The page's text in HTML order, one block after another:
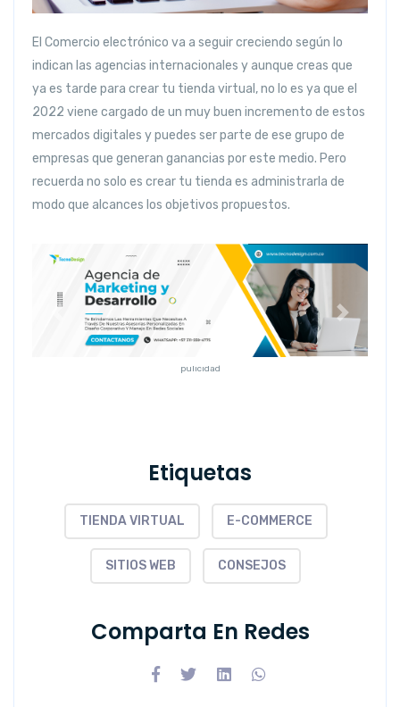
El Comercio electrónico va a seguir creciendo según lo
indican las agencias internacionales y aunque creas que
ya es tarde para crear tu tienda virtual, no lo es ya que el
2022 viene cargado de un muy buen incremento de estos
mercados digitales y puedes ser parte de ese grupo de
empresas que generan ganancias por este medio. Pero
recuerda no solo es crear tu tienda es administrarla de
modo que alcances los objetivos propuestos.
pulicidad
Anterior Siguiente
Etiquetas
TIENDA VIRTUAL E-COMMERCE
SITIOS WEB CONSEJOS
Comparta En Redes